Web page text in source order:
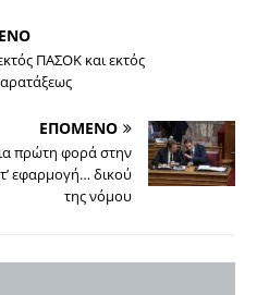
ΠΑΣΟΚ και εκτός
ΕΠΟΜΕΝΟ
πρώτη φορά στην
εφαρμογή… δικού
της νόμου